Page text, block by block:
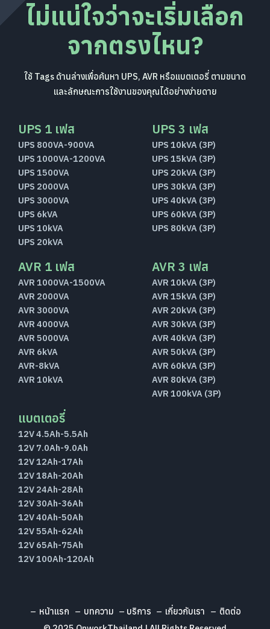
ไม่แน่ใจว่าจะเริ่มเลือก
จากตรงไหน?
ใช้ Tags ด้านล่างเพื่อค้นหา UPS, AVR หรือแบตเตอรี่ ตามขนาด
และลักษณะการใช้งานของคุณได้อย่างง่ายดาย
UPS 1 เฟส
UPS 800VA-900VA
UPS 1000VA-1200VA
UPS 1500VA
UPS 2000VA
UPS 3000VA
UPS 6kVA
UPS 10kVA
UPS 20kVA
UPS 3 เฟส
UPS 10kVA (3P)
UPS 15kVA (3P)
UPS 20kVA (3P)
UPS 30kVA (3P)
UPS 40kVA (3P)
UPS 60kVA (3P)
UPS 80kVA (3P)
AVR 1 เฟส
AVR 1000VA-1500VA
AVR 2000VA
AVR 3000VA
AVR 4000VA
AVR 5000VA
AVR 6kVA
AVR-8kVA
AVR 10kVA
AVR 3 เฟส
AVR 10kVA (3P)
AVR 15kVA (3P)
AVR 20kVA (3P)
AVR 30kVA (3P)
AVR 40kVA (3P)
AVR 50kVA (3P)
AVR 60kVA (3P)
AVR 80kVA (3P)
AVR 100kVA (3P)
แบตเตอรี่
12V 4.5Ah-5.5Ah
12V 7.0Ah-9.0Ah
12V 12Ah-17Ah
12V 18Ah-20Ah
12V 24Ah-28Ah
12V 30Ah-36Ah
12V 40Ah-50Ah
12V 55Ah-62Ah
12V 65Ah-75Ah
12V 100Ah-120Ah
หน้าแรก บทความ บริการ เกี่ยวกับเรา
ติดต่อ